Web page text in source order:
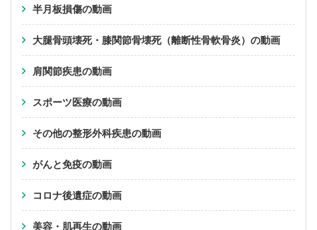
半月板損傷の動画
大腿骨頭壊死・膝関節骨壊死（離断性骨軟骨炎）の動画
肩関節疾患の動画
スポーツ医療の動画
その他の整形外科疾患の動画
がんと免疫の動画
コロナ後遺症の動画
美容・肌再生の動画